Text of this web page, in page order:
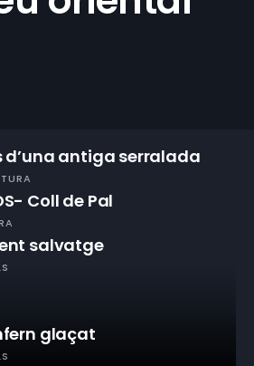
d’una antiga serralada
Coll de Pal
salvatge
glaçat